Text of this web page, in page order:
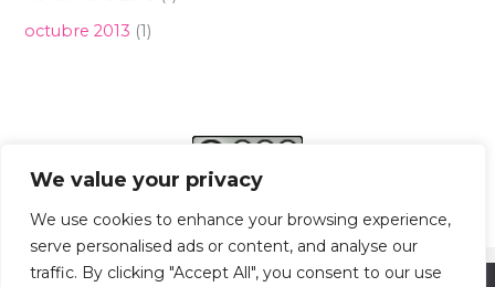
We value your privacy
We use cookies to enhance your browsing experience,
serve personalised ads or content, and analyse our
traffic. By clicking "Accept All", you consent to our use
octubre 2013 (1)
© Copyright 2024. Todos los derechos reservados.